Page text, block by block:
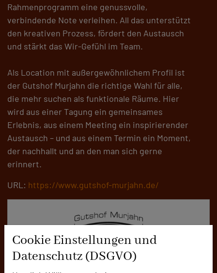
Cookie Einstellungen und
Datenschutz (DSGVO)
Rahmenprogramm eine genussvolle,
verbindende Note verleihen. All das unterstützt
den kreativen Prozess, fördert den Austausch
und stärkt das Wir-Gefühl im Team.
Als Location mit außergewöhnlichem Profil ist
der Gutshof Murjahn die richtige Wahl für alle,
die mehr suchen als funktionale Räume. Hier
wird aus einer Tagung ein gemeinsames
Erlebnis, aus einem Meeting ein inspirierender
Austausch – und aus einem Termin ein Moment,
der nachhallt und an den man sich gerne
erinnert.
URL: https://www.gutshof-murjahn.de/